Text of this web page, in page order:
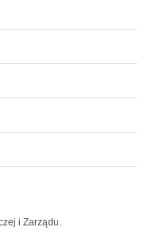
i Zarządu.